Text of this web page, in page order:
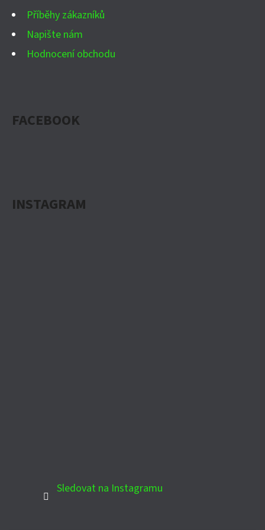
Příběhy zákazníků
Napište nám
Hodnocení obchodu
FACEBOOK
INSTAGRAM
Sledovat na Instagramu